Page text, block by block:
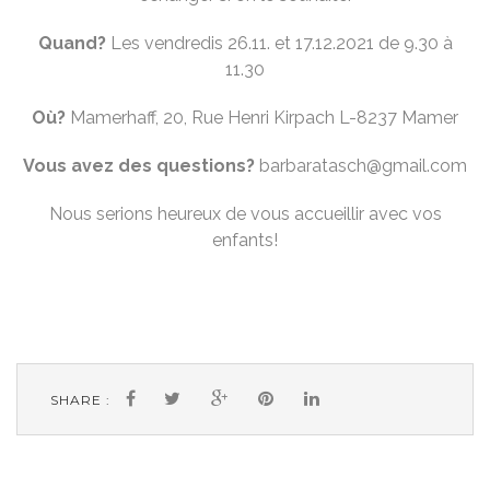
Quand? Les vendredis 26.11. et 17.12.2021 de 9.30 à
11.30
Où? Mamerhaff, 20, Rue Henri Kirpach L-8237 Mamer
Vous avez des questions? barbaratasch@gmail.com
Nous serions heureux de vous accueillir avec vos
enfants!
SHARE :